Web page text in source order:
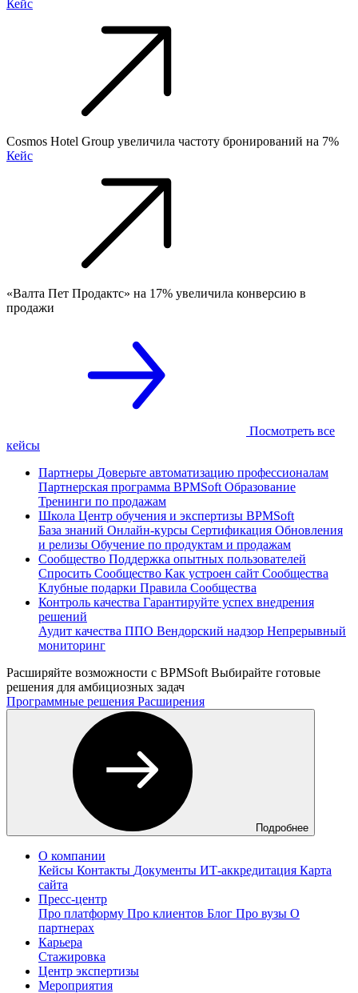
Кейс
Cosmos Hotel Group увеличила частоту бронирований на 7%
Кейс
«Валта Пет Продактс» на 17% увеличила конверсию в
продажи
Посмотреть все
кейсы
Партнеры Доверьте автоматизацию профессионалам
Партнерская программа BPMSoft Образование
Тренинги по продажам
Школа Центр обучения и экспертизы BPMSoft
База знаний Онлайн-курсы Сертификация Обновления
и релизы Обучение по продуктам и продажам
Сообщество Поддержка опытных пользователей
Спросить Сообщество Как устроен сайт Сообщества
Клубные подарки Правила Сообщества
Контроль качества Гарантируйте успех внедрения
решений
Аудит качества ППО Вендорский надзор Непрерывный
мониторинг
Расширяйте возможности с BPMSoft Выбирайте готовые
решения для амбициозных задач
Программные решения Расширения
Подробнее
О компании
Кейсы Контакты Документы ИТ-аккредитация Карта
сайта
Пресс-центр
Про платформу Про клиентов Блог Про вузы О
партнерах
Карьера
Стажировка
Центр экспертизы
Мероприятия